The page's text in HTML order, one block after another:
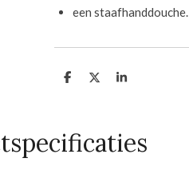
een staafhanddouche.
D
D
S